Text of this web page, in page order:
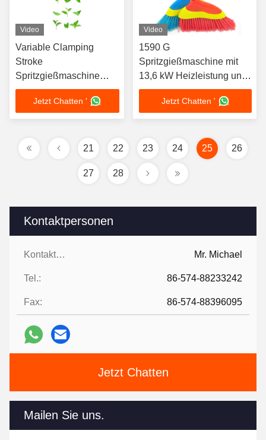
Kontaktpersonen
Kontaktpersonen: Mr. Michael
Tel.: 86-574-88233242
Fax: 86-574-88396095
Jetzt Chatten
Mailen Sie uns.
Video
Variable Clamping
Stroke
Spritzgießmaschine
Kapazität 1590g
Schussgewicht
Jetzt Chatten '
Video
1590 G
Spritzgießmaschine mit
13,6 kW Heizleistung und
270 L Ölbehälterkapazität
Jetzt Chatten '
21 22 23 24 25 26
27 28